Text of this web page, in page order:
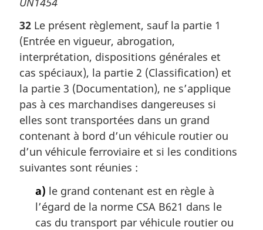
32 Le présent règlement, sauf la partie 1
(Entrée en vigueur, abrogation,
interprétation, dispositions générales et
cas spéciaux), la partie 2 (Classification) et
la partie 3 (Documentation), ne s’applique
pas à ces marchandises dangereuses si
elles sont transportées dans un grand
contenant à bord d’un véhicule routier ou
d’un véhicule ferroviaire et si les conditions
suivantes sont réunies :
a) le grand contenant est en règle à
l’égard de la norme CSA B621 dans le
cas du transport par véhicule routier ou